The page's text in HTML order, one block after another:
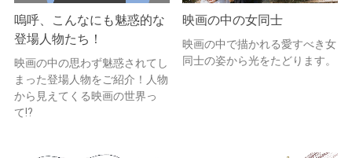
嗚呼、こんなにも魅惑的な
登場人物たち！
映画の中の思わず魅惑されてし
まった登場人物をご紹介！人物
から見えてくる映画の世界っ
て!?
映画の中の女同士
映画の中で描かれる愛すべき女
同士の姿から光をたどります。